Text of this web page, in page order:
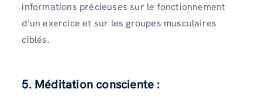
informations précieuses sur le fonctionnement
d’un exercice et sur les groupes musculaires
ciblés.
5. Méditation consciente :